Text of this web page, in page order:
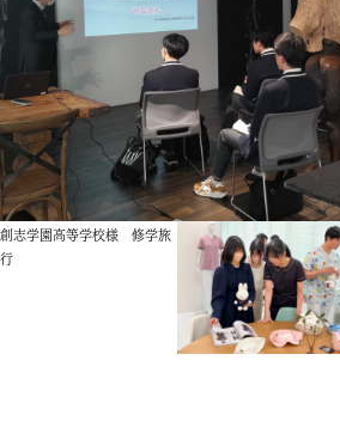
創志学園高等学校様 修学旅
行